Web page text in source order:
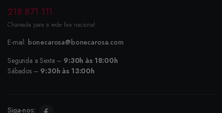
218 871 111
Chamada para a rede fixa nacional
E-mail: bonecarosa@bonecarosa.com
Segunda a Sexta – 9:30h às 18:00h
Sábados – 9:30h às 13:00h
Siga-nos: